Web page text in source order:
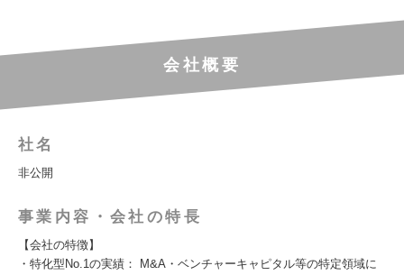
会社概要
社名
非公開
事業内容・会社の特長
【会社の特徴】
・特化型No.1の実績： M&A・ベンチャーキャピタル等の特定領域に